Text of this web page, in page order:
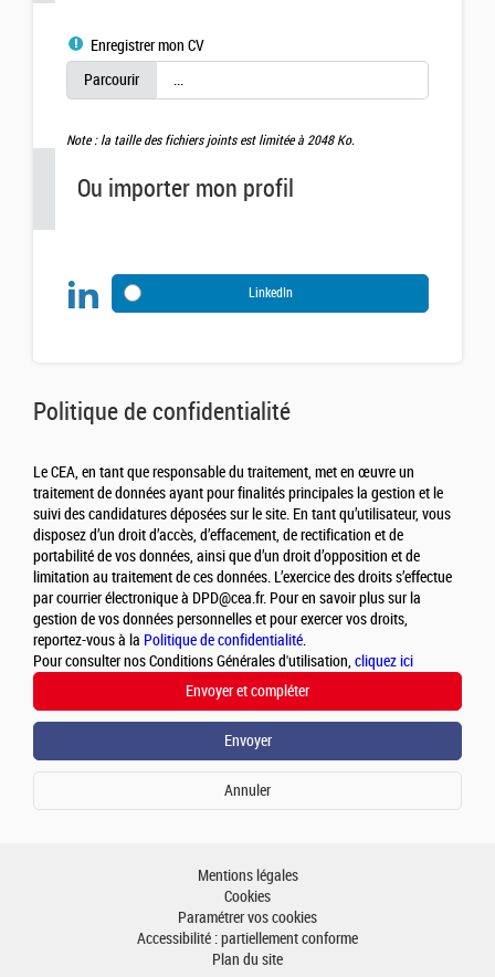
Politique de confidentialité
Le CEA, en tant que responsable du traitement, met en œuvre un
traitement de données ayant pour finalités principales la gestion et le
suivi des candidatures déposées sur le site. En tant qu’utilisateur, vous
disposez d’un droit d’accès, d’effacement, de rectification et de
portabilité de vos données, ainsi que d’un droit d’opposition et de
limitation au traitement de ces données. L’exercice des droits s’effectue
par courrier électronique à DPD@cea.fr. Pour en savoir plus sur la
gestion de vos données personnelles et pour exercer vos droits,
reportez-vous à la Politique de confidentialité.
Pour consulter nos Conditions Générales d'utilisation, cliquez ici
Enregistrer mon CV
Note : la taille des fichiers joints est limitée à 2048 Ko.
Ou importer mon profil
LinkedIn
Mentions légales
Cookies
Paramétrer vos cookies
Accessibilité : partiellement conforme
Plan du site